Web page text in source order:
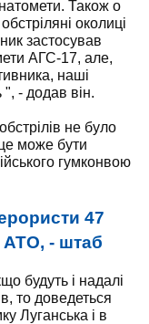
Також о
околиці
застосував
АГС-17, але,
наші
", - додав він.
не було
може бути
гумконвою
47
АТО, - штаб
будуть і надалі
то доведеться
Луганська і в